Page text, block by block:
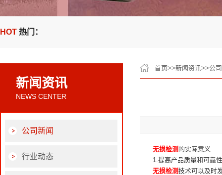
HOT 热门：
新闻资讯
NEWS CENTER
公司新闻
行业动态
首页>>新闻资讯>>公
无损检测 的实际意义
1.提高产品质量和可靠性
无损检测技术可以及时